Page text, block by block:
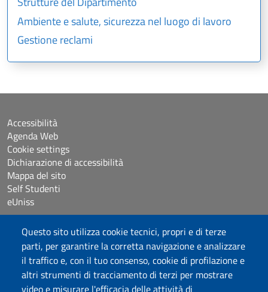
Questo sito utilizza cookie tecnici, propri e di terze
parti, per garantire la corretta navigazione e analizzare
il traffico e, con il tuo consenso, cookie di profilazione e
altri strumenti di tracciamento di terzi per mostrare
Ambiente e salute, sicurezza nel luogo di lavoro
Gestione reclami
Accessibilità
Agenda Web
Cookie settings
Dichiarazione di accessibilità
Mappa del sito
Self Studenti
eUniss
Bandi
Posta elettronica @uniss.it
Protocollo